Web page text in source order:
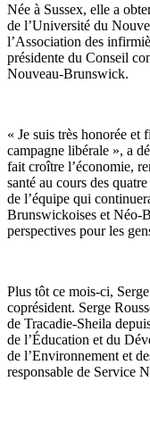
Née à Sussex, elle a
de l’Université du
l’Association des
présidente du Conseil
Nouveau-Brunswick.
« Je suis très honorée et
campagne libérale », a
fait croître l’économie,
santé au cours des
de l’équipe qui
Brunswickoises et Néo-
perspectives pour les
Plus tôt ce mois-ci,
coprésident. Serge
de Tracadie-Sheila
de l’Éducation et du
de l’Environnement et
responsable de Service